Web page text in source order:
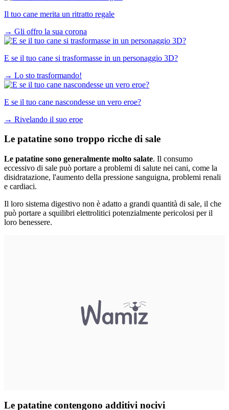
Il tuo cane merita un ritratto regale
→ Gli offro la sua corona
E se il tuo cane si trasformasse in un personaggio 3D?
→ Lo sto trasformando!
E se il tuo cane nascondesse un vero eroe?
→ Rivelando il suo eroe
Le patatine sono troppo ricche di sale
Le patatine sono generalmente molto salate. Il consumo
eccessivo di sale può portare a problemi di salute nei cani, come la
disidratazione, l'aumento della pressione sanguigna, problemi renali
e cardiaci.
Il loro sistema digestivo non è adatto a grandi quantità di sale, il che
può portare a squilibri elettrolitici potenzialmente pericolosi per il
loro benessere.
Le patatine contengono additivi nocivi